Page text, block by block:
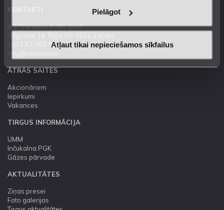
Pielāgot
Atļaut tikai nepieciešamos sīkfailus
AS "Conexus Baltic Grid"
+371 67 087 900
ĀTRĀS SAITES
Akcionāriem
Iepirkumi
Vakances
TIRGUS INFORMĀCIJA
UMM
Inčukalna PGK
Gāzes pārvade
AKTUALITĀTES
Ziņas presei
Foto galerijas